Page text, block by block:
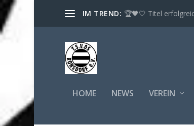
IM TREND: 🏆🖤🤍 Titel
HOME NEWS VEREIN